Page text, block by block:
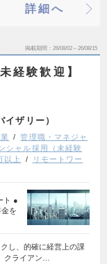
詳細へ
掲載期間 26/08/02～26/08/15
経験歓迎】
ザリー）
管理職・マネジャ
シャル採用（未経験
以上
リモートワー
ト ●
を
し、的確に経営上の課
クライアン…